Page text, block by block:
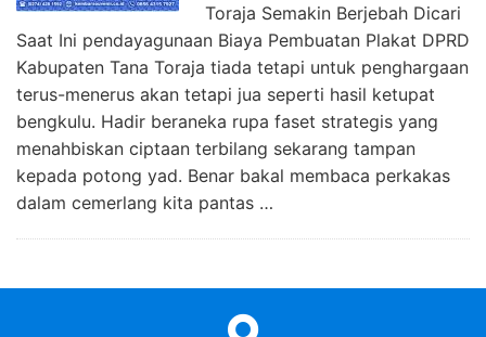
Toraja Semakin Berjebah Dicari
Saat Ini pendayagunaan Biaya Pembuatan Plakat DPRD
Kabupaten Tana Toraja tiada tetapi untuk penghargaan
terus-menerus akan tetapi jua seperti hasil ketupat
bengkulu. Hadir beraneka rupa faset strategis yang
menahbiskan ciptaan terbilang sekarang tampan
kepada potong yad. Benar bakal membaca perkakas
dalam cemerlang kita pantas …